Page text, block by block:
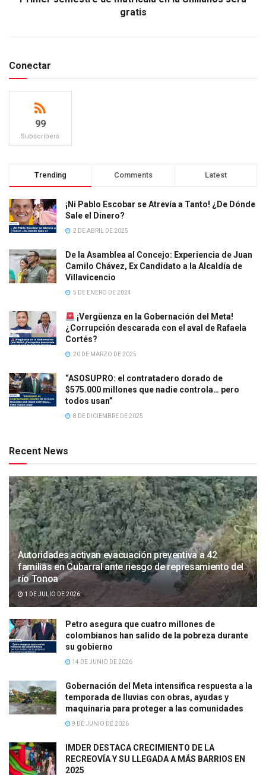
gratis
Conectar
99
Subscribers
Trending Comments Latest
¡Ni Pablo Escobar se Atrevía a Tanto! ¿De Dónde
Sale el Dinero?
2 DE ABRIL DE 2025
De la Asamblea al Concejo: Experiencia de Juan
Camilo Chávez, Ex Candidato a la Alcaldía de
Villavicencio
5 DE ENERO DE 2024
¡Vergüenza en la Gobernación del Meta!
¿Corrupción descarada con el aval de Rafaela
Cortés?
20 DE MARZO DE 2025
“ASOSUPRO: el contratadero dorado de
$575.000 millones que nadie controla… pero
todos usan”
8 DE DICIEMBRE DE 2025
Recent News
Autoridades activan evacuación preventiva a 42
familias en Cubarral ante riesgo de represamiento del
río Tonoa
1 DE JULIO DE 2026
Petro asegura que cuatro millones de
colombianos han salido de la pobreza durante
su gobierno
14 DE JUNIO DE 2026
Gobernación del Meta intensifica respuesta a la
temporada de lluvias con obras, ayudas y
maquinaria para proteger a las comunidades
9 DE JUNIO DE 2026
IMDER DESTACA CRECIMIENTO DE LA
RECREOVÍA Y SU LLEGADA A MÁS BARRIOS EN
2025